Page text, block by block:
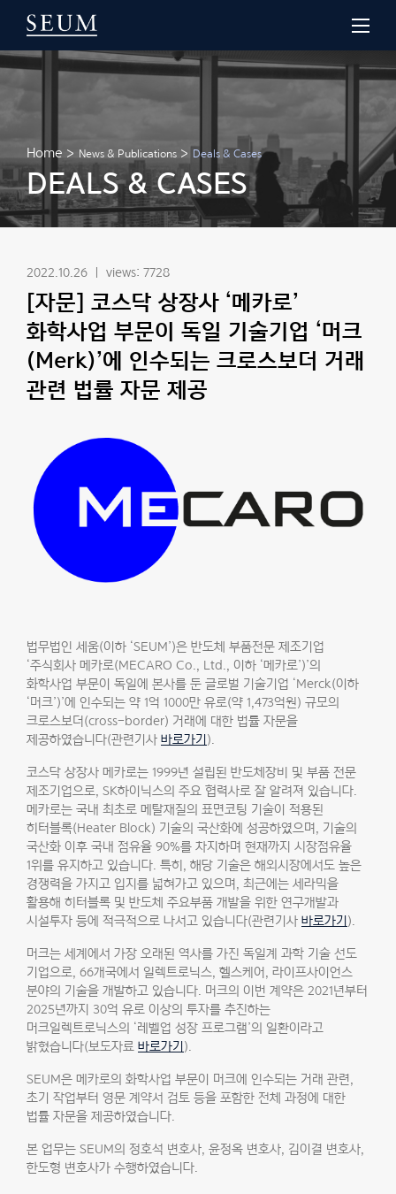
Home > News & Publications > Deals & Cases
DEALS & CASES
2022.10.26 | views: 7728
[자문] 코스닥 상장사 ‘메카로’
화학사업 부문이 독일 기술기업 ‘머크
(Merk)’에 인수되는 크로스보더 거래
관련 법률 자문 제공
법무법인 세움(이하 ‘SEUM’)은 반도체 부품전문 제조기업
‘주식회사 메카로(MECARO Co., Ltd., 이하 ‘메카로’)’의
화학사업 부문이 독일에 본사를 둔 글로벌 기술기업 ‘Merck(이하
‘머크’)’에 인수되는 약 1억 1000만 유로(약 1,473억원) 규모의
크로스보더(cross-border) 거래에 대한 법률 자문을
제공하였습니다(관련기사 바로가기).
코스닥 상장사 메카로는 1999년 설립된 반도체장비 및 부품 전문
제조기업으로, SK하이닉스의 주요 협력사로 잘 알려져 있습니다.
메카로는 국내 최초로 메탈재질의 표면코팅 기술이 적용된
히터블록(Heater Block) 기술의 국산화에 성공하였으며, 기술의
국산화 이후 국내 점유율 90%를 차지하며 현재까지 시장점유율
1위를 유지하고 있습니다. 특히, 해당 기술은 해외시장에서도 높은
경쟁력을 가지고 입지를 넓혀가고 있으며, 최근에는 세라믹을
활용해 히터블록 및 반도체 주요부품 개발을 위한 연구개발과
시설투자 등에 적극적으로 나서고 있습니다(관련기사 바로가기).
머크는 세계에서 가장 오래된 역사를 가진 독일계 과학 기술 선도
기업으로, 66개국에서 일렉트로닉스, 헬스케어, 라이프사이언스
분야의 기술을 개발하고 있습니다. 머크의 이번 계약은 2021년부터
2025년까지 30억 유로 이상의 투자를 추진하는
머크일렉트로닉스의 ‘레벨업 성장 프로그램’의 일환이라고
밝혔습니다(보도자료 바로가기).
SEUM은 메카로의 화학사업 부문이 머크에 인수되는 거래 관련,
초기 작업부터 영문 계약서 검토 등을 포함한 전체 과정에 대한
법률 자문을 제공하였습니다.
본 업무는 SEUM의 정호석 변호사, 윤정옥 변호사, 김이결 변호사,
한도형 변호사가 수행하였습니다.